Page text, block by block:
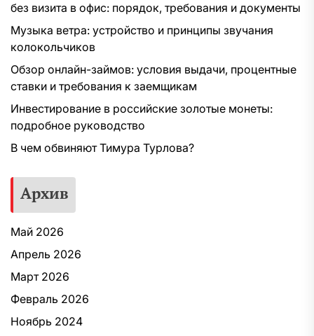
без визита в офис: порядок, требования и документы
Музыка ветра: устройство и принципы звучания
колокольчиков
Обзор онлайн-займов: условия выдачи, процентные
ставки и требования к заемщикам
Инвестирование в российские золотые монеты:
подробное руководство
В чем обвиняют Тимура Турлова?
Архив
Май 2026
Апрель 2026
Март 2026
Февраль 2026
Ноябрь 2024